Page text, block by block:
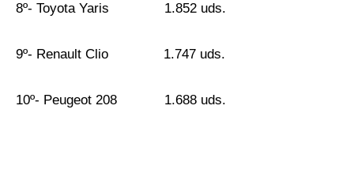
8º- Toyota Yaris 1.852 uds.
9º- Renault Clio 1.747 uds.
10º- Peugeot 208 1.688 uds.